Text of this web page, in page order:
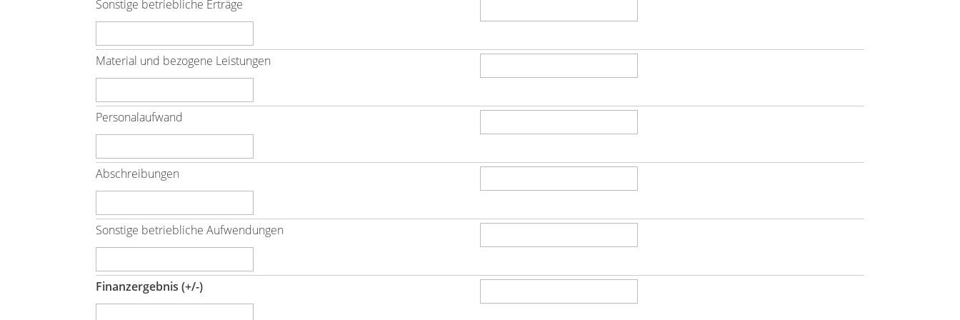
Sonstige betriebliche Erträge
Material und bezogene Leistungen
Personalaufwand
Abschreibungen
Sonstige betriebliche Aufwendungen
Finanzergebnis (+/-)